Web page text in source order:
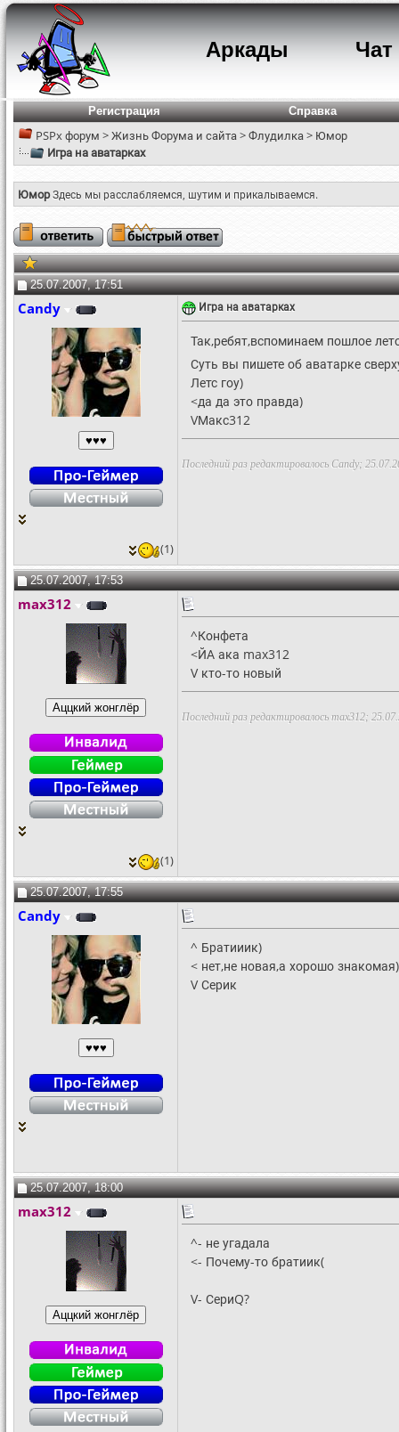
Аркады Чат
Регистрация Справка
PSPx форум >Жизнь Форума и сайта>Флудилка> Юмор
Игра на аватарках
ЮморЗдесь мы расслабляемся, шутим и прикалываемся.
25.07.2007, 17:51
Candy Игра на аватарках
Так,ребят,вспоминаем пошлое
Суть вы пишете об аватарке
Летс гоу)
<да да это правда)
VМакс312
Последний раз редактировалось Candy;
(1)
25.07.2007, 17:53
max312
^Конфета
<ЙА ака max312
V кто-то новый
Последний раз редактировалось max312;
(1)
25.07.2007, 17:55
Candy
^ Братииик)
< нет,не новая,а хорошо знакомая)
V Серик
25.07.2007, 18:00
max312
^- не угадала
<- Почему-то братиик(
V- СериQ?